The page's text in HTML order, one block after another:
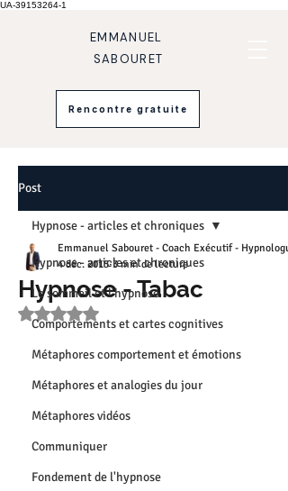
UA-39153264-1
EMMANUEL
SABOURET
Rencontre gratuite
Post
Hypnose - articles et chroniques
Le sommeil et l'hypnose
Comportements et cartes cognitives
Métaphores comportement et émotions
Métaphores et analogies du jour
Métaphores vidéos
Communiquer
Fondement de l'hypnose
Hypnose - articles et chroniques
Hypnose - Tabac
Emmanuel Sabouret - Coach Exécutif -
4 déc. 2015 3 min de lecture
Noté NaN étoiles sur 5.